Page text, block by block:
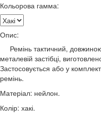
Кольорова гамма:
Опис:
Ремінь тактичний,
металевій застібці,
Застосовується або у
ремінь.
Матеріал: нейлон.
Колір: хакі.